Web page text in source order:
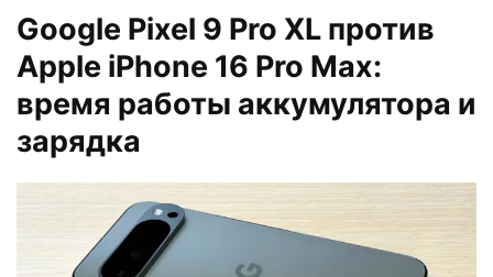
Google Pixel 9 Pro XL против
Apple iPhone 16 Pro Max:
время работы аккумулятора и
зарядка